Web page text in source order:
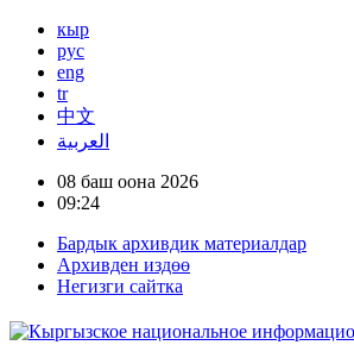
кыр
рус
eng
tr
中文
العربية
08 баш оона 2026
09:24
Бардык архивдик материалдар
Архивден издөө
Негизги сайтка